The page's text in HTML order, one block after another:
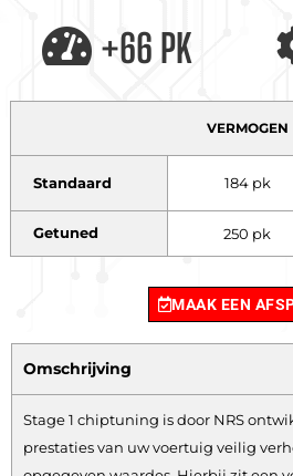
+66 PK
VERMOGEN
Standaard 184 pk
Getuned 250 pk
MAAK EEN
Omschrijving
Stage 1 chiptuning is door NRS
prestaties van uw voertuig veilig